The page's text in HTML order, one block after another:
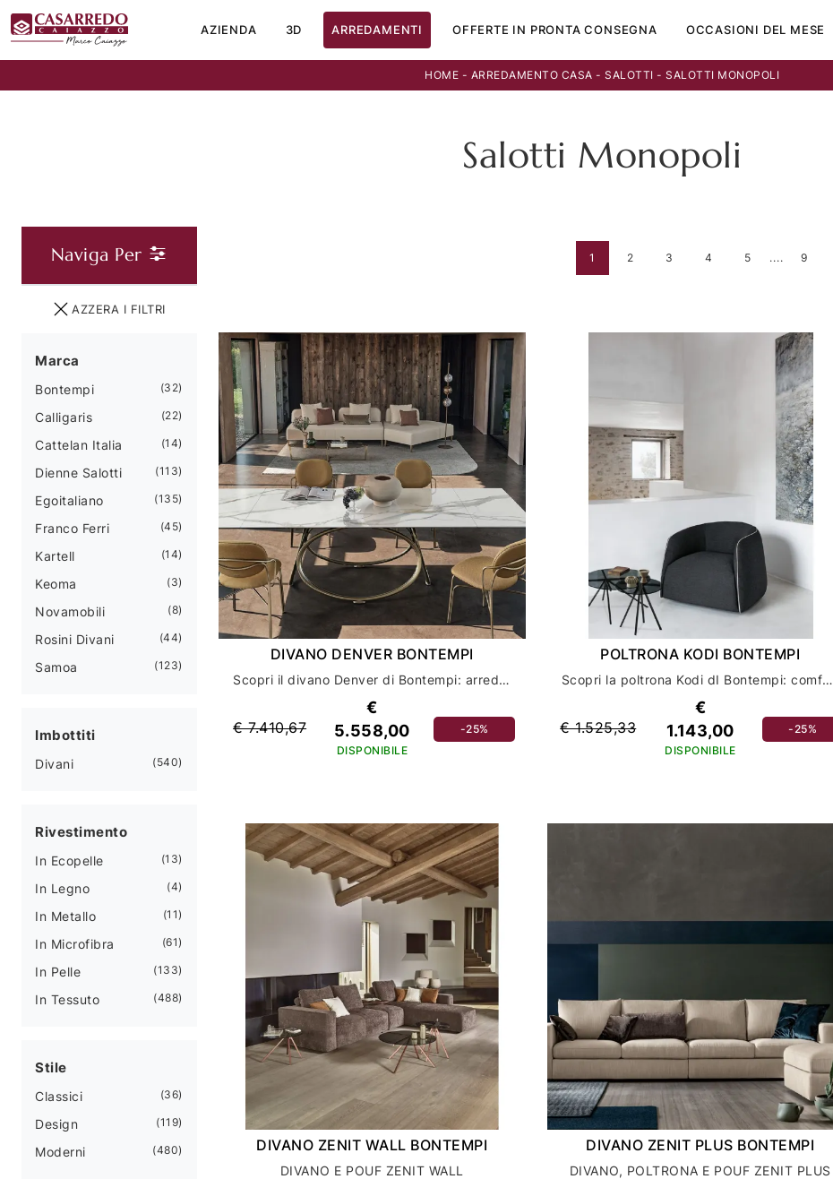
AZIENDA 3D ARREDAMENTI OFFERTE IN PRONTA CONSEGNA OCCASIONI DEL MESE
HOME - ARREDAMENTO CASA - SALOTTI - SALOTTI MONOPOLI
Salotti Monopoli
Naviga Per
AZZERA I FILTRI
Marca
Bontempi 32
Calligaris 22
Cattelan Italia 14
Dienne Salotti 113
Egoitaliano 135
Franco Ferri 45
Kartell 14
Keoma 3
Novamobili 8
Rosini Divani 44
Samoa 123
Imbottiti
Divani 540
Rivestimento
In Ecopelle 13
In Legno 4
In Metallo 11
In Microfibra 61
In Pelle 133
In Tessuto 488
Stile
Classici 36
Design 119
Moderni 480
1 2 3 4 5 .... 9
DIVANO DENVER BONTEMPI
Scopri il divano Denver di Bontempi: arreda il tuo salotto con stile ed eleganza
€ 7.410,67
€
5.558,00
DISPONIBILE
-25%
POLTRONA KODI BONTEMPI
Scopri la poltrona Kodi dI Bontempi: comfort ed eleganza per il tuo salotto
€ 1.525,33
€
1.143,00
DISPONIBILE
-25%
DIVANO ZENIT WALL BONTEMPI
DIVANO E POUF ZENIT WALL
DIVANO ZENIT PLUS BONTEMPI
DIVANO, POLTRONA E POUF ZENIT PLUS